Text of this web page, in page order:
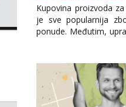
Kupovina proizvoda
je sve popularnija
ponude. Međutim,
se pojavljuju i brojni
internetske trgovine te